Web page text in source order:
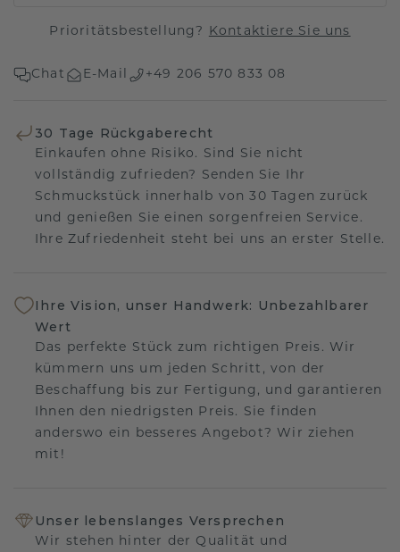
Prioritätsbestellung? Kontaktiere Sie uns
Chat E-Mail +49 206 570 833 08
30 Tage Rückgaberecht
Einkaufen ohne Risiko. Sind Sie nicht
vollständig zufrieden? Senden Sie Ihr
Schmuckstück innerhalb von 30 Tagen zurück
und genießen Sie einen sorgenfreien Service.
Ihre Zufriedenheit steht bei uns an erster Stelle.
Ihre Vision, unser Handwerk: Unbezahlbarer
Wert
Das perfekte Stück zum richtigen Preis. Wir
kümmern uns um jeden Schritt, von der
Beschaffung bis zur Fertigung, und garantieren
Ihnen den niedrigsten Preis. Sie finden
anderswo ein besseres Angebot? Wir ziehen
mit!
Unser lebenslanges Versprechen
Wir stehen hinter der Qualität und